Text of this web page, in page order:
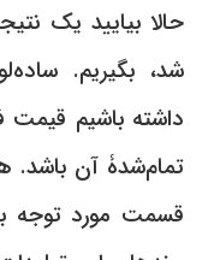
حالا بیایید یک
شد، بگیریم.
داشته باشیم
تمام‌شدۀ آن باشد.
قسمت مورد توجه